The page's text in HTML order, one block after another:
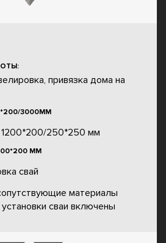
привязка дома на
3000ММ
1200*200/250*250 мм
ММ
свай
материалы
сваи включены